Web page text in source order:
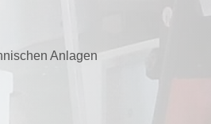
Anlagen